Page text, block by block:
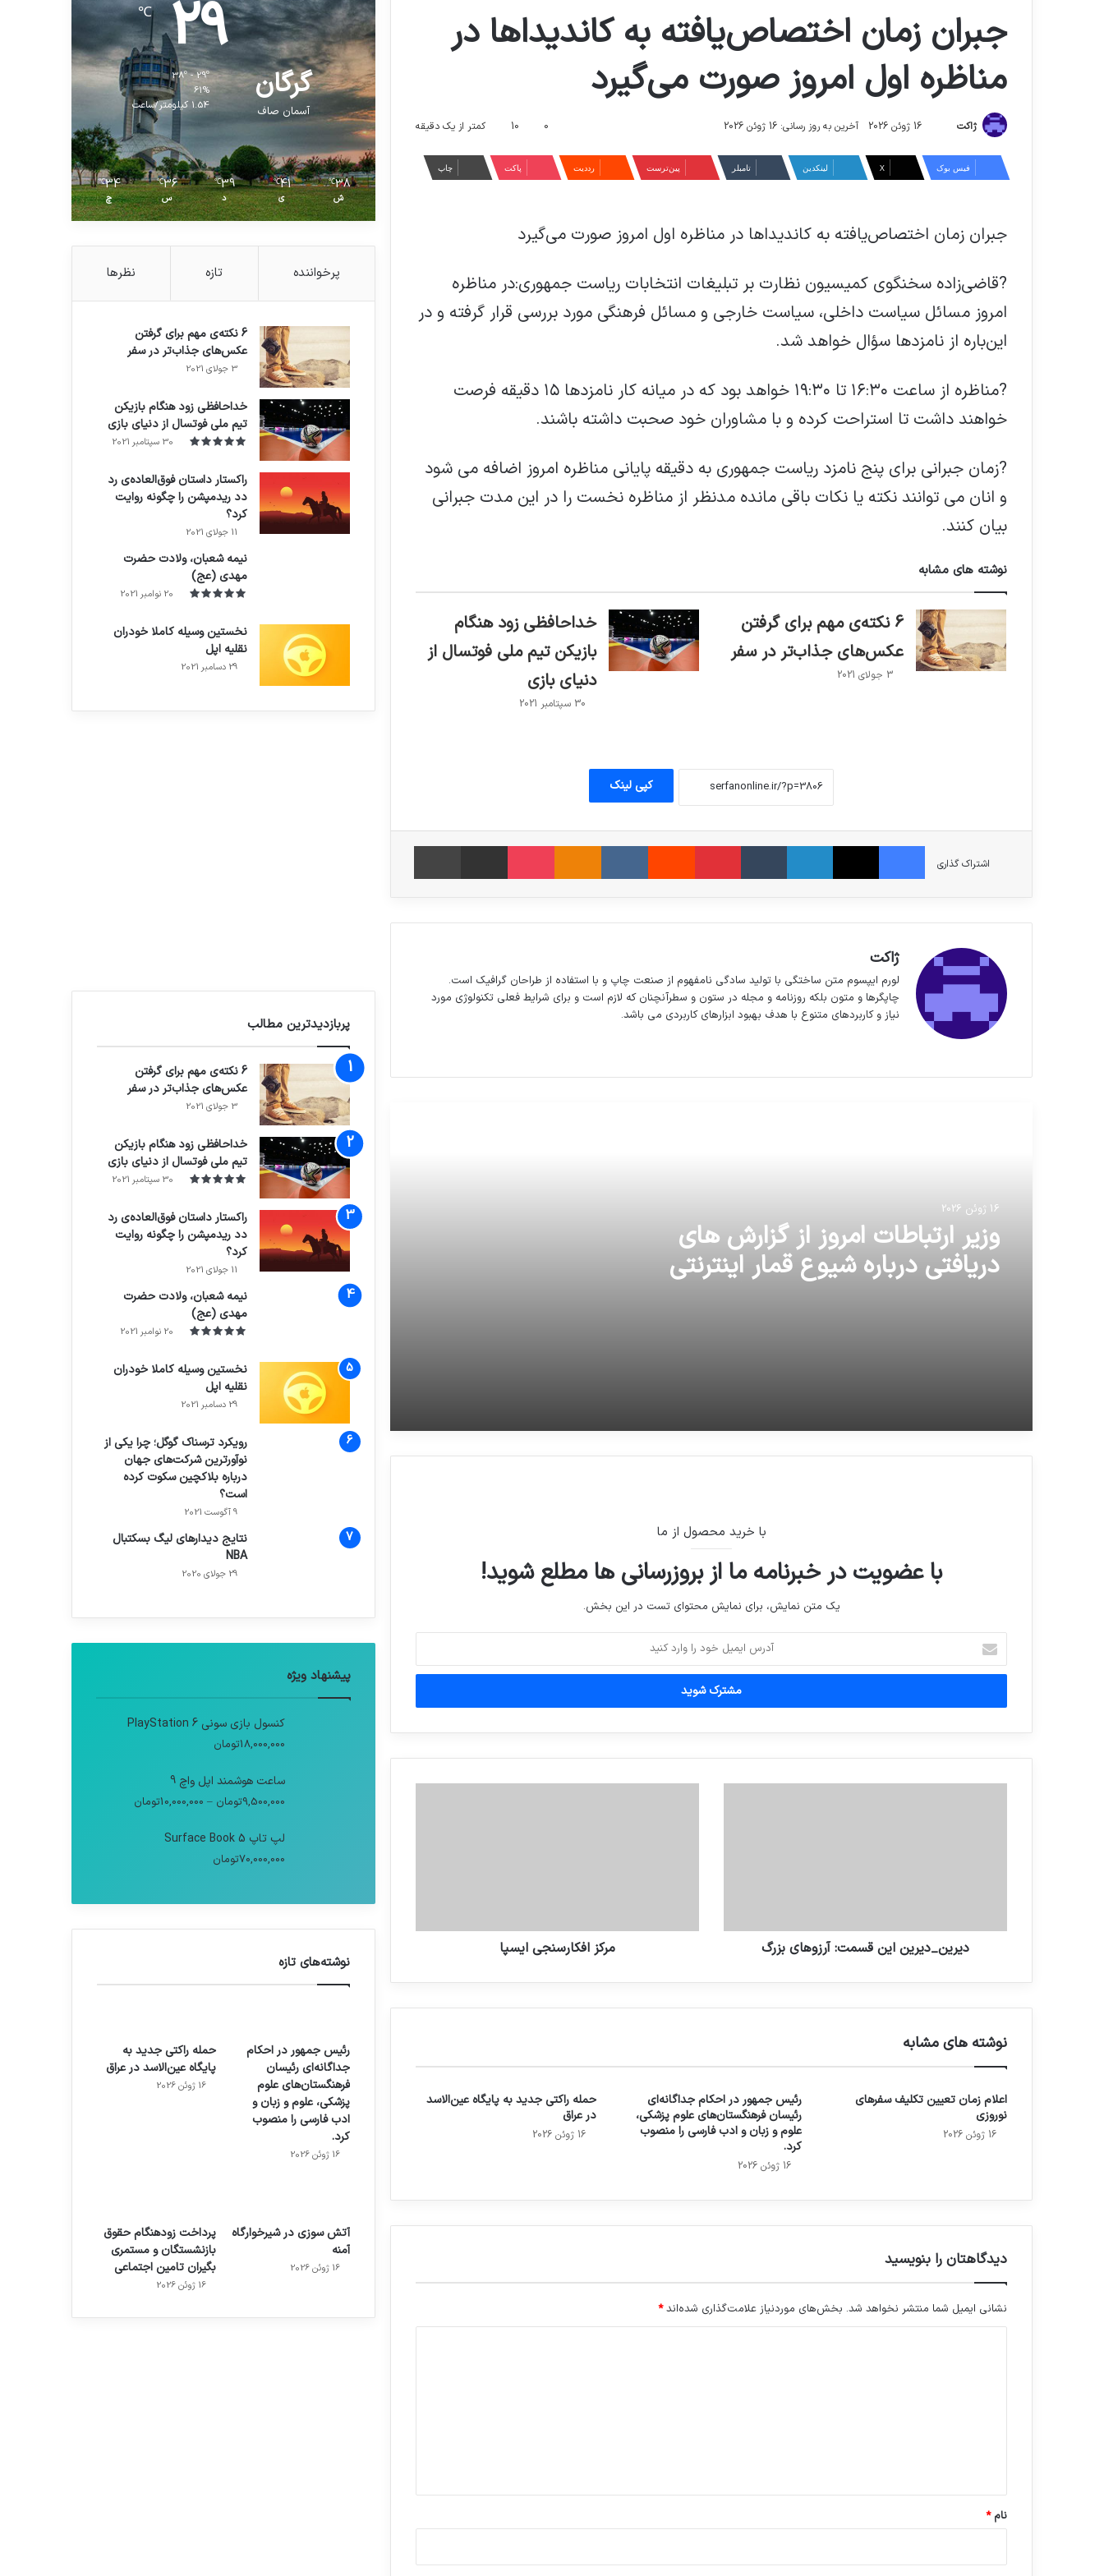
جبران زمان اختصاص‌یافته به کاندیداها در
مناظره اول امروز صورت می‌گیرد
ژاکت 16 ژوئن 2026 آخرین به روز رسانی: 16 ژوئن 2026 0
10 کمتر از یک دقیقه
فیس بوک X لینکدین ‫تامبلر ‫پین‌ترست ‫رددیت پاکت چاپ
جبران زمان اختصاص‌یافته به کاندیداها در مناظره اول امروز صورت می‌گیرد
?قاضی‌زاده سخنگوی کمیسیون نظارت بر تبلیغات انتخابات ریاست جمهوری:در مناظره
امروز مسائل سیاست داخلی، سیاست خارجی و مسائل فرهنگی مورد بررسی قرار گرفته و در
این‌باره از نامزدها سؤال خواهد شد.
?مناظره از ساعت ۱۶:۳۰ تا ۱۹:۳۰ خواهد بود که در میانه کار نامزدها ۱۵ دقیقه فرصت
خواهند داشت تا استراحت کرده و با مشاوران خود صحبت داشته باشند.
?زمان جبرانی برای پنج نامزد ریاست جمهوری به دقیقه پایانی مناظره امروز اضافه می شود
و انان می توانند نکته یا نکات باقی مانده مدنظر از مناظره نخست را در این مدت جبرانی
بیان کنند.
نوشته های مشابه
6 نکته‌ی مهم برای گرفتن
عکس‌های جذاب‌تر در سفر
3 جولای 2021
خداحافظی زود هنگام
بازیکن تیم ملی فوتسال از
دنیای بازی
30 سپتامبر 2021
کپی لینک
اشتراک گذاری
فیس بوک X لینکدین ‫تامبلر ‫پین‌ترست ‫رددیت ‫VKontakte
‫Odnoklassniki
پاکت اشتراک گذاری از طریق ایمیل چاپ
ژاکت
لورم ایپسوم متن ساختگی با تولید سادگی نامفهوم از صنعت چاپ و با استفاده از طراحان گرافیک است.
چاپگرها و متون بلکه روزنامه و مجله در ستون و سطرآنچنان که لازم است و برای شرایط فعلی تکنولوژی مورد
نیاز و کاربردهای متنوع با هدف بهبود ابزارهای کاربردی می باشد.
16 ژوئن 2026
وزیر ارتباطات امروز از گزارش های
دریافتی درباره شیوع قمار اینترنتی
اپراتورهای تلفن همراه از هرگونه تبلیغات
با خرید محصول از ما
با عضویت در خبرنامه ما از بروزرسانی ها مطلع شوید!
یک متن نمایش، برای نمایش محتوای تست در این بخش.
آدرس
ایمیل
خود
وارد
دیرین_دیرین این قسمت: آرزوهای بزرگ مرکز افکارسنجی ایسپا
نوشته های مشابه
اعلام زمان تعیین تکلیف سفرهای
نوروزی
16 ژوئن 2026
رئیس جمهور در احکام جداگانه‌ای
رئیسان فرهنگستان‌های علوم پزشکی،
علوم و زبان و ادب فارسی را منصوب
کرد.
16 ژوئن 2026
حمله راکتی جدید به پایگاه عین‌الاسد
در عراق
16 ژوئن 2026
دیدگاهتان را بنویسید
نشانی ایمیل شما منتشر نخواهد شد. بخش‌های موردنیاز علامت‌گذاری شده‌اند*
نام*
گرگان
آسمان صاف
29
℃
38º - 29º
61%
1.54 کیلومتر/ساعت
38
℃
ش
41
℃
ی
39
℃
د
36
℃
س
34
℃
چ
پرخواننده تازه نظرها
71%
6 نکته‌ی مهم برای گرفتن
عکس‌های جذاب‌تر در سفر
3 جولای 2021
خداحافظی زود هنگام بازیکن
تیم ملی فوتسال از دنیای بازی
30 سپتامبر 2021
راکستار داستان فوق‌العاده‌ی رد
دد ریدمپشن را چگونه روایت
کرد؟
11 جولای 2021
نیمه شعبان، ولادت حضرت
مهدی (عج)
20 نوامبر 2021
نخستین وسیله کاملا خودران
نقلیه اپل
29 دسامبر 2021
پربازدیدترین مطالب
71%
6 نکته‌ی مهم برای گرفتن
عکس‌های جذاب‌تر در سفر
3 جولای 2021
خداحافظی زود هنگام بازیکن
تیم ملی فوتسال از دنیای بازی
30 سپتامبر 2021
راکستار داستان فوق‌العاده‌ی رد
دد ریدمپشن را چگونه روایت
کرد؟
11 جولای 2021
نیمه شعبان، ولادت حضرت
مهدی (عج)
20 نوامبر 2021
نخستین وسیله کاملا خودران
نقلیه اپل
29 دسامبر 2021
رویکرد ترسناک گوگل؛ چرا یکی از
نوآورترین شرکت‌های جهان
درباره بلاکچین سکوت کرده
است؟
9 آگوست 2021
نتایج دیدار‌های لیگ بسکتبال
NBA
29 جولای 2020
پیشنهاد ویژه
کنسول بازی سونی PlayStation 6
18,000,000تومان
ساعت هوشمند اپل واچ 9
9,500,000تومان –
10,000,000تومان
لپ تاپ Surface Book 5
70,000,000تومان
نوشته‌های تازه
رئیس جمهور در احکام
جداگانه‌ای رئیسان
فرهنگستان‌های علوم
پزشکی، علوم و زبان و
ادب فارسی را منصوب
کرد.
16 ژوئن 2026
حمله راکتی جدید به
پایگاه عین‌الاسد در عراق
16 ژوئن 2026
آتش سوزی در شیرخوارگاه
آمنه
16 ژوئن 2026
پرداخت زودهنگام حقوق
بازنشستگان و مستمری
بگیران تامین اجتماعی
16 ژوئن 2026